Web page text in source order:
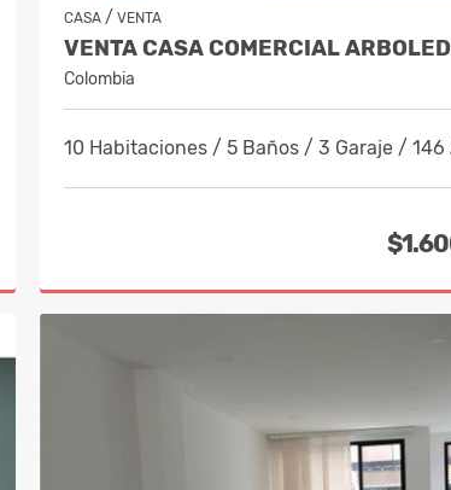
CASA / VENTA
Colombia
10 Habitaciones / 5 Baños / 3 Garaje / 146